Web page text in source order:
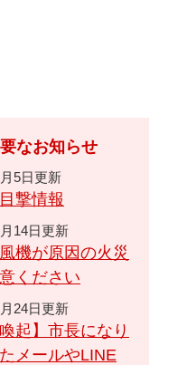
なお知らせ
5日更新
撃情報
14日更新
機が原因の火災
ください
24日更新
喚起】市長になり
メールやLINE